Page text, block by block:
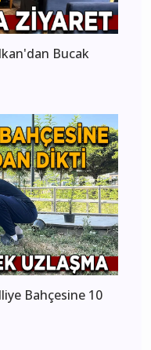
Bucak
Bahçesine 10